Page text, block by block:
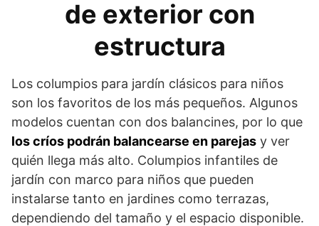
de exterior con
estructura
Los columpios para jardín clásicos para niños
son los favoritos de los más pequeños. Algunos
modelos cuentan con dos balancines, por lo que
los críos podrán balancearse en parejas y ver
quién llega más alto. Columpios infantiles de
jardín con marco para niños que pueden
instalarse tanto en jardines como terrazas,
dependiendo del tamaño y el espacio disponible.